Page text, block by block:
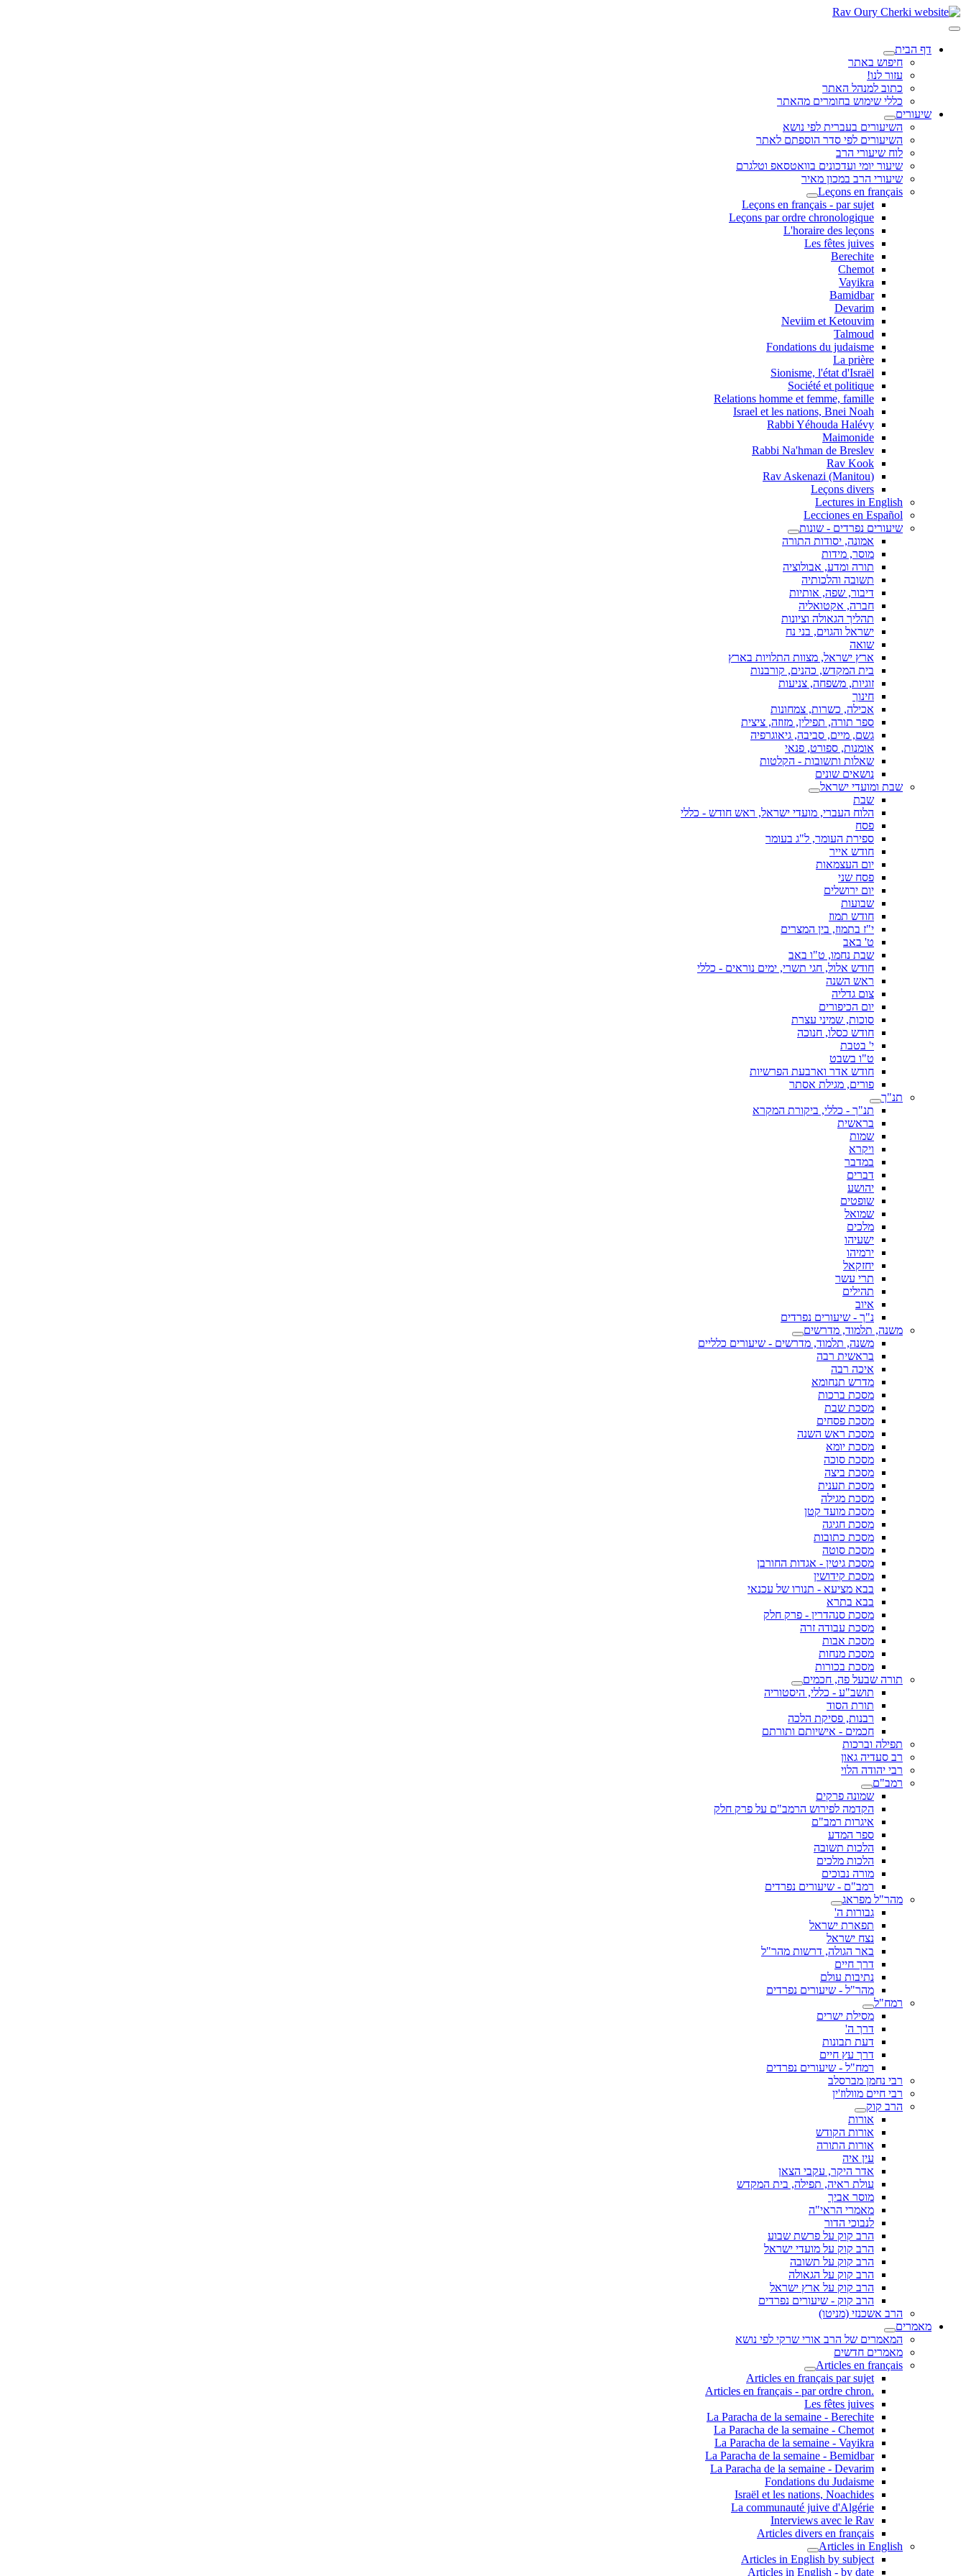
דף הבית
חיפוש באתר
עזור לנו!
כתוב למנהל האתר
כללי שימוש בחומרים מהאתר
שיעורים
השיעורים בעברית לפי נושא
השיעורים לפי סדר הוספתם לאתר
לוח שיעורי הרב
שיעור יומי ועדכונים בוואטסאפ וטלגרם
שיעורי הרב במכון מאיר
Leçons en français
Leçons en français - par sujet
Leçons par ordre chronologique
L'horaire des leçons
Les fêtes juives
Berechite
Chemot
Vayikra
Bamidbar
Devarim
Neviim et Ketouvim
Talmoud
Fondations du judaisme
La prière
Sionisme, l'état d'Israël
Société et politique
Relations homme et femme, famille
Israel et les nations, Bnei Noah
Rabbi Yéhouda Halévy
Maimonide
Rabbi Na'hman de Breslev
Rav Kook
(Rav Askenazi (Manitou
Leçons divers
Lectures in English
Lecciones en Español
שיעורים נפרדים - שונות
אמונה, יסודות התורה
מוסר, מידות
תורה ומדע, אבולוציה
תשובה והלכותיה
דיבור, שפה, אותיות
חברה, אקטואליה
תהליך הגאולה וציונות
ישראל והגוים, בני נח
שואה
ארץ ישראל, מצוות התלויות בארץ
בית המקדש, כהנים, קורבנות
זוגיות, משפחה, צניעות
חינוך
אכילה, כשרות, צמחונות
ספר תורה, תפילין, מזוזה, ציצית
גשם, מיים, סביבה, גיאוגרפיה
אומנות, ספורט, פנאי
שאלות ותשובות - הקלטות
נושאים שונים
שבת ומועדי ישראל
שבת
הלוח העברי, מועדי ישראל, ראש חודש - כללי
פסח
ספירת העומר, ל"ג בעומר
חודש אייר
יום העצמאות
פסח שני
יום ירושלים
שבועות
חודש תמוז
י"ז בתמוז, בין המצרים
ט' באב
שבת נחמו, ט"ו באב
חודש אלול, חגי תשרי, ימים נוראים - כללי
ראש השנה
צום גדליה
יום הכיפורים
סוכות, שמיני עצרת
חודש כסלו, חנוכה
י' בטבת
ט"ו בשבט
חודש אדר וארבעת הפרשיות
פורים, מגילת אסתר
תנ"ך
תנ"ך - כללי, ביקורת המקרא
בראשית
שמות
ויקרא
במדבר
דברים
יהושע
שופטים
שמואל
מלכים
ישעיהו
ירמיהו
יחזקאל
תרי עשר
תהילים
איוב
נ"ך - שיעורים נפרדים
משנה, תלמוד, מדרשים
משנה, תלמוד, מדרשים - שיעורים כלליים
בראשית רבה
איכה רבה
מדרש תנחומא
מסכת ברכות
מסכת שבת
מסכת פסחים
מסכת ראש השנה
מסכת יומא
מסכת סוכה
מסכת ביצה
מסכת תענית
מסכת מגילה
מסכת מועד קטן
מסכת חגיגה
מסכת כתובות
מסכת סוטה
מסכת גיטין - אגדות החורבן
מסכת קידושין
בבא מציעא - תנורו של עכנאי
בבא בתרא
מסכת סנהדרין - פרק חלק
מסכת עבודה זרה
מסכת אבות
מסכת מנחות
מסכת בכורות
תורה שבעל פה, חכמים
תושב"ע - כללי, היסטוריה
תורת הסוד
רבנות, פסיקת הלכה
חכמים - אישיותם ותורתם
תפילה וברכות
רב סעדיה גאון
רבי יהודה הלוי
רמב"ם
שמונה פרקים
הקדמה לפירוש הרמב"ם על פרק חלק
איגרות רמב"ם
ספר המדע
הלכות תשובה
הלכות מלכים
מורה נבוכים
רמב"ם - שיעורים נפרדים
מהר"ל מפראג
גבורות ה'
תפארת ישראל
נצח ישראל
באר הגולה, דרשות מהר"ל
דרך חיים
נתיבות עולם
מהר"ל - שיעורים נפרדים
רמח"ל
מסילת ישרים
דרך ה'
דעת תבונות
דרך עץ חיים
רמח"ל - שיעורים נפרדים
רבי נחמן מברסלב
רבי חיים מוולוז'ין
הרב קוק
אורות
אורות הקודש
אורות התורה
עין איה
אדר היקר, עקבי הצאן
עולת ראיה, תפילה, בית המקדש
מוסר אביך
מאמרי הראי"ה
לנבוכי הדור
הרב קוק על פרשת שבוע
הרב קוק על מועדי ישראל
הרב קוק על תשובה
הרב קוק על הגאולה
הרב קוק על ארץ ישראל
הרב קוק - שיעורים נפרדים
הרב אשכנזי (מניטו)
מאמרים
המאמרים של הרב אורי שרקי לפי נושא
מאמרים חדשים
Articles en français
Articles en français par sujet
.Articles en français - par ordre chron
Les fêtes juives
La Paracha de la semaine - Berechite
La Paracha de la semaine - Chemot
La Paracha de la semaine - Vayikra
La Paracha de la semaine - Bemidbar
La Paracha de la semaine - Devarim
Fondations du Judaisme
Israël et les nations, Noachides
La communauté juive d'Algérie
Interviews avec le Rav
Articles divers en français
Articles in English
Articles in English by subject
Articles in English - by date